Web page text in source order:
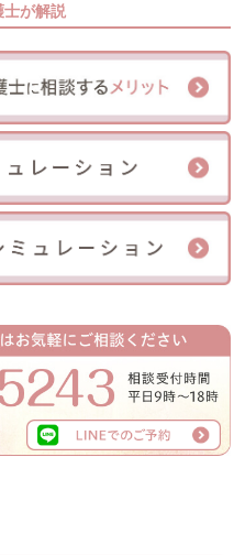
士が解説